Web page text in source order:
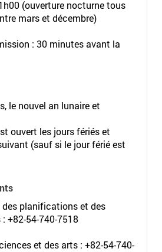
(ouverture nocturne tous
mars et décembre)
: 30 minutes avant la
le nouvel an lunaire et
ouvert les jours fériés et
(sauf si le jour férié est
des planifications et des
+82-54-740-7518
et des arts : +82-54-740-